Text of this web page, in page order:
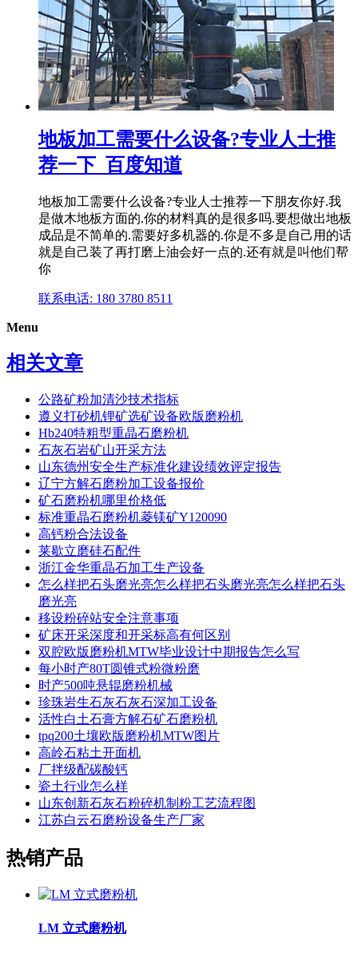
地板加工需要什么设备?专业人士推
荐一下_百度知道
地板加工需要什么设备?专业人士推荐一下朋友你好.我
是做木地板方面的.你的材料真的是很多吗.要想做出地板
成品是不简单的.需要好多机器的.你是不多是自己用的话
就是自己装了再打磨上油会好一点的.还有就是叫他们帮
你
联系电话: 180 3780 8511
Menu
相关文章
公路矿粉加清沙技术指标
遵义打砂机锂矿选矿设备欧版磨粉机
Hb240特粗型重晶石磨粉机
石灰石岩矿山开采方法
山东德州安全生产标准化建设绩效评定报告
辽宁方解石磨粉加工设备报价
矿石磨粉机哪里价格低
标准重晶石磨粉机菱镁矿Y120090
高钙粉合法设备
莱歇立磨硅石配件
浙江金华重晶石加工生产设备
怎么样把石头磨光亮怎么样把石头磨光亮怎么样把石头
磨光亮
移设粉碎站安全注意事项
矿床开采深度和开采标高有何区别
双腔欧版磨粉机MTW毕业设计中期报告怎么写
每小时产80T圆锥式粉微粉磨
时产500吨悬辊磨粉机械
珍珠岩生石灰石灰石深加工设备
活性白土石膏方解石矿石磨粉机
tpq200土壤欧版磨粉机MTW图片
高岭石粘土开面机
厂拌级配碳酸钙
瓷土行业怎么样
山东创新石灰石粉碎机制粉工艺流程图
江苏白云石磨粉设备生产厂家
热销产品
LM 立式磨粉机